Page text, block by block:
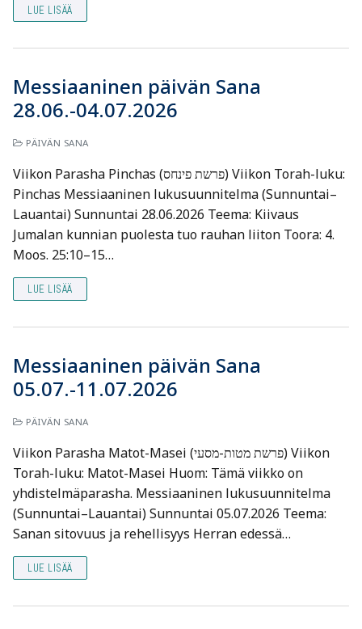
LUE LISÄÄ
Messiaaninen päivän Sana
28.06.-04.07.2026
PÄIVÄN SANA
Viikon Parasha Pinchas (פרשת פינחס) Viikon Torah-luku:
Pinchas Messiaaninen lukusuunnitelma (Sunnuntai–
Lauantai) Sunnuntai 28.06.2026 Teema: Kiivaus
Jumalan kunnian puolesta tuo rauhan liiton Toora: 4.
Moos. 25:10–15…
LUE LISÄÄ
Messiaaninen päivän Sana
05.07.-11.07.2026
PÄIVÄN SANA
Viikon Parasha Matot-Masei (פרשת מטות-מסעי) Viikon
Torah-luku: Matot-Masei Huom: Tämä viikko on
yhdistelmäparasha. Messiaaninen lukusuunnitelma
(Sunnuntai–Lauantai) Sunnuntai 05.07.2026 Teema:
Sanan sitovuus ja rehellisyys Herran edessä…
LUE LISÄÄ